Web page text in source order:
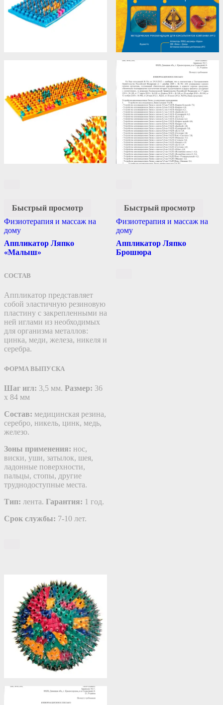
Быстрый просмотр
Физиотерапия и массаж на
дому
Аппликатор Ляпко
«Малыш»
СОСТАВ
Аппликатор представляет
собой эластичную резиновую
пластину c закрепленными на
ней иглами из необходимых
для организма металлов:
цинка, меди, железа, никеля и
серебра.
ФОРМА ВЫПУСКА
Шаг игл: 3,5 мм. Размер: 36
х 84 мм
Состав: медицинская резина,
серебро, никель, цинк, медь,
железо.
Зоны применения: нос,
виски, уши, затылок, шея,
ладонные поверхности,
пальцы, стопы, другие
труднодоступные места.
Тип: лента. Гарантия: 1 год.
Срок службы: 7-10 лет.
Быстрый просмотр
Физиотерапия и массаж на
дому
Аппликатор Ляпко
Брошюра